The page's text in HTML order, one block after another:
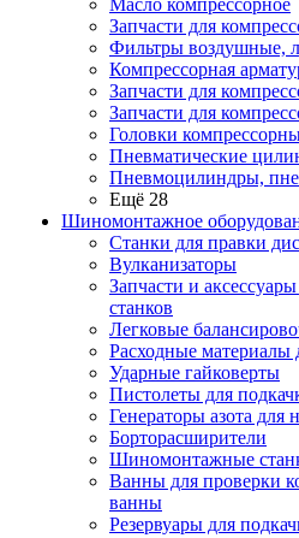
Масло компрессорное
Запчасти для
Фильтры воздушные,
Компрессорная
Запчасти для
Запчасти для
Головки
Пневматические
Пневмоцилиндры,
Ещё 28
Шиномонтажное
Станки для правки
Вулканизаторы
Запчасти и
станков
Легковые
Расходные
Ударные гайковерты
Пистолеты для
Генераторы азота для
Борторасширители
Шиномонтажные
Ванны для проверки
ванны
Резервуары для